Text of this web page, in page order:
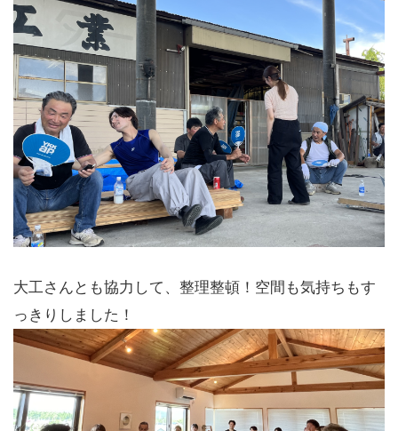
大工さんとも協力して、整理整頓！空間も気持ちもす
っきりしました！